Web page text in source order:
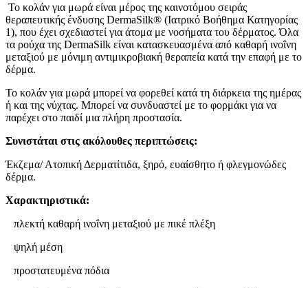
Το κολάν για μωρά είναι μέρος της καινοτόμου σειράς
θεραπευτικής ένδυσης DermaSilk® (Ιατρικό Βοήθημα Κατηγορίας
1), που έχει σχεδιαστεί για άτομα με νοσήματα του δέρματος. Όλα
τα ρούχα της DermaSilk είναι κατασκευασμένα από καθαρή ινοΐνη
μεταξιού με μόνιμη αντιμικροβιακή θεραπεία κατά την επαφή με το
δέρμα.
Το κολάν για μωρά μπορεί να φορεθεί κατά τη διάρκεια της ημέρας
ή και της νύχτας. Μπορεί να συνδυαστεί με το φορμάκι για να
παρέχει στο παιδί μια πλήρη προστασία.
Συνιστάται στις ακόλουθες περιπτώσεις:
Έκζεμα/ Ατοπική Δερματίτιδα, ξηρό, ευαίσθητο ή φλεγμονώδες
δέρμα.
Χαρακτηριστικά:
πλεκτή καθαρή ινοΐνη μεταξιού με πικέ πλέξη
ψηλή μέση
προστατευμένα πόδια